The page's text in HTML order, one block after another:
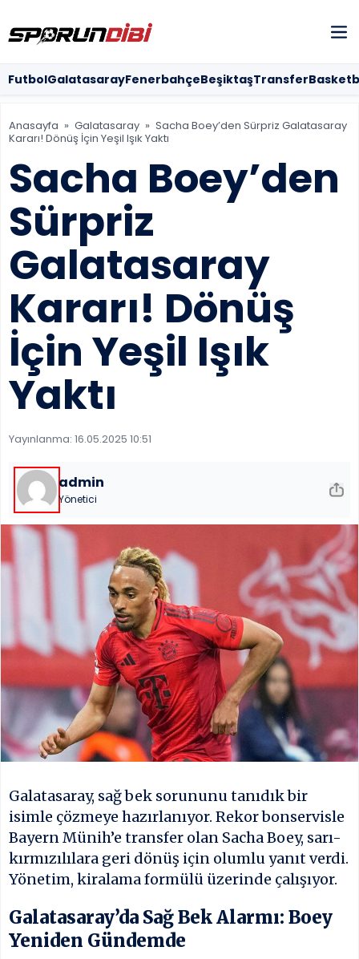
Futbol
Beşiktaş
HAKKIMIZDA
Çerez ve
FutbolGalatasarayFenerbahçeBeşiktaşTransfer
Anasayfa » Galatasaray » Sacha Boey’den Sürpriz Galatasaray
Kararı! Dönüş İçin Yeşil Işık Yaktı
Sacha Boey’den
Sürpriz
Galatasaray
Kararı! Dönüş
İçin Yeşil Işık
Yaktı
Yayınlanma: 16.05.2025 10:51
admin
Yönetici
Galatasaray, sağ bek sorununu tanıdık bir
isimle çözmeye hazırlanıyor. Rekor bonservisle
Bayern Münih’e transfer olan Sacha Boey, sarı-
kırmızılılara geri dönüş için olumlu yanıt verdi.
Yönetim, kiralama formülü üzerinde çalışıyor.
Galatasaray’da Sağ Bek Alarmı: Boey
Yeniden Gündemde